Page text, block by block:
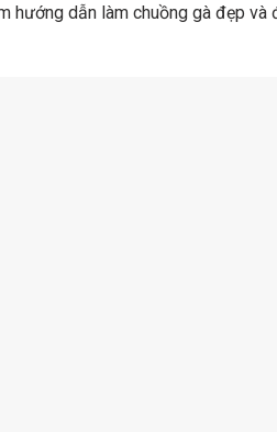
hướng dẫn làm chuồng gà đẹp